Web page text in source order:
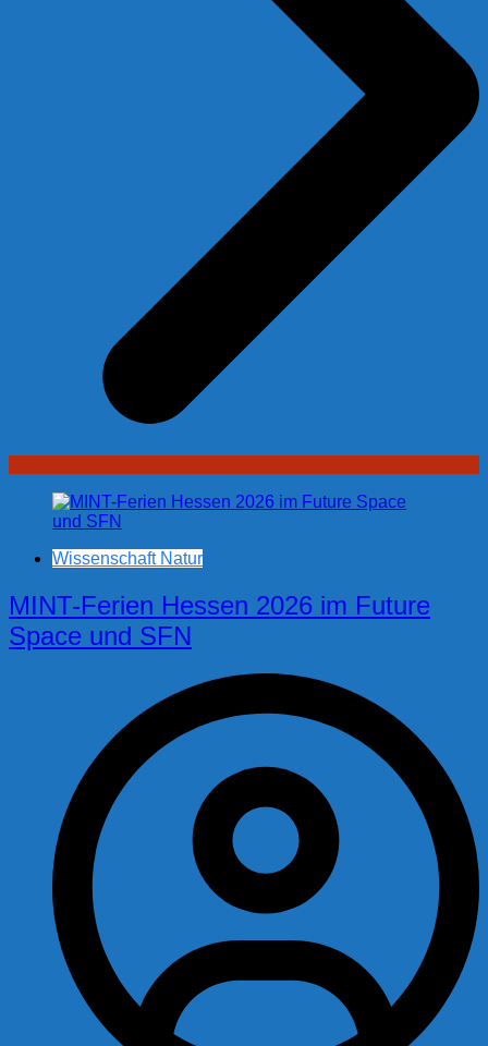
Wissenschaft Natur
MINT-Ferien Hessen 2026 im Future
Space und SFN